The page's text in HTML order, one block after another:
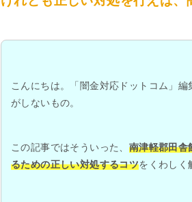
こんにちは。「闇金対応ドットコム」
がしないもの。
この記事ではそういった、 南津軽郡田舎
るための正しい対処するコツをくわしく